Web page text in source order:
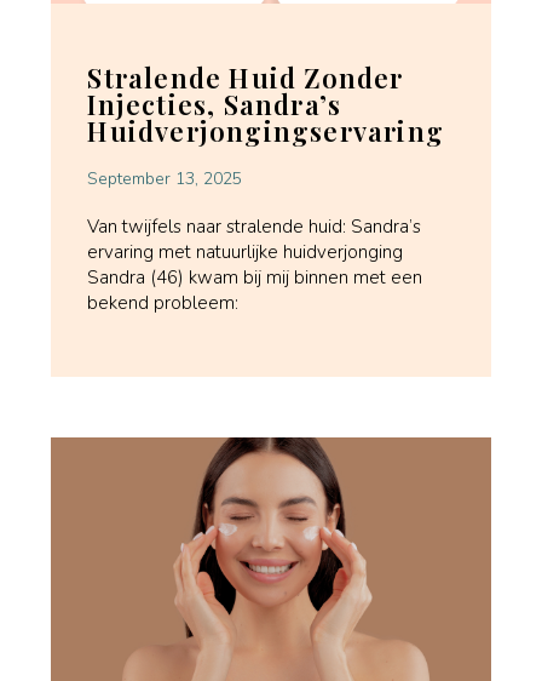
Stralende Huid Zonder
Injecties, Sandra’s
Huidverjongingservaring
September 13, 2025
Van twijfels naar stralende huid: Sandra’s
ervaring met natuurlijke huidverjonging
Sandra (46) kwam bij mij binnen met een
bekend probleem: